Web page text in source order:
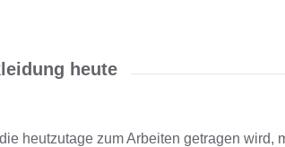
heute
heutzutage zum Arbeiten getragen wird,